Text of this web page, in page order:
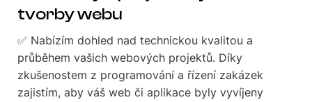
tvorby webu
✅ Nabízím dohled nad technickou kvalitou a
průběhem vašich webových projektů. Díky
zkušenostem z programování a řízení zakázek
zajistím, aby váš web či aplikace byly vyvíjeny